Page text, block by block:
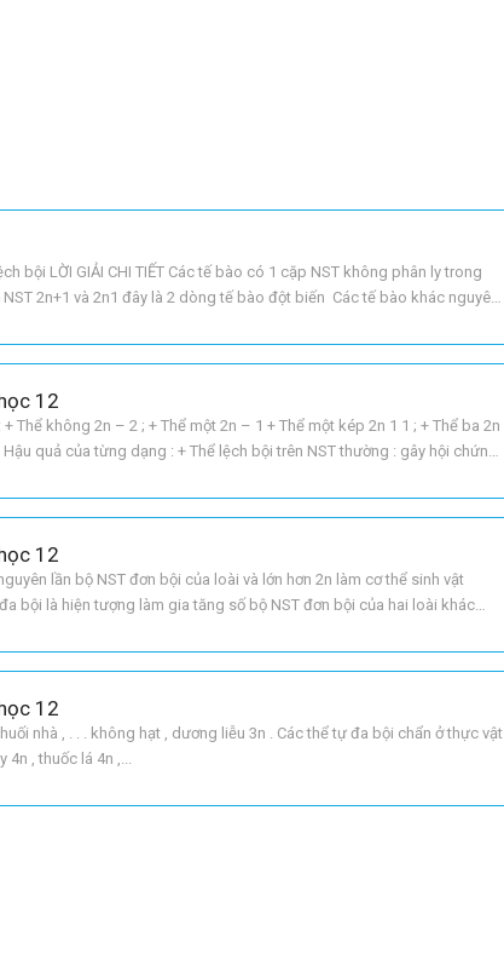
bội LỜI GIẢI CHI TIẾT Các tế bào có 1 cặp NST không phân ly trong
2n+1 và 2n1 đây là 2 dòng tế bào đột biến Các tế bào khác nguyên
12
Thể không 2n – 2 ; + Thể một 2n – 1 + Thể một kép 2n 1 1 ; + Thể ba 2n
Hậu quả của từng dạng : + Thể lệch bội trên NST thường : gây hội chứng
12
lần bộ NST đơn bội của loài và lớn hơn 2n làm cơ thể sinh vật
bội là hiện tượng làm gia tăng số bộ NST đơn bội của hai loài khác
12
nhà , . . . không hạt , dương liễu 3n . Các thể tự đa bội chẩn ở thực vật
4n , thuốc lá 4n ,...